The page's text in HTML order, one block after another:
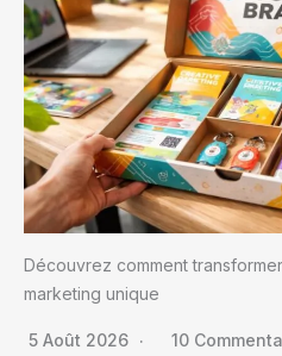
Découvrez comment
marketing unique
5 Août 2026 10